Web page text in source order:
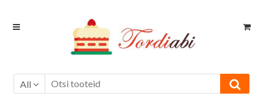
Skip
Skip
All